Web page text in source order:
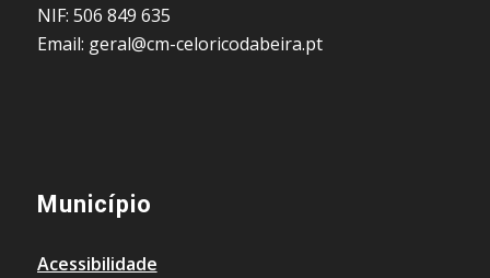
NIF: 506 849 635
Email: geral@cm-celoricodabeira.pt
Município
Acessibilidade